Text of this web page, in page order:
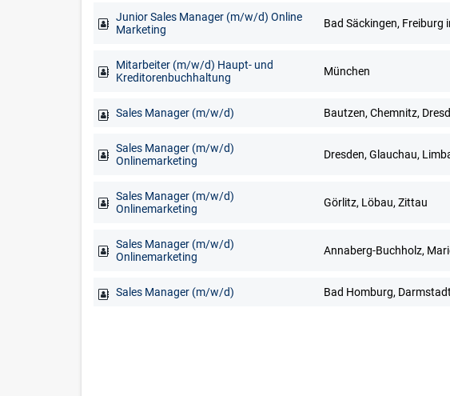
Junior Sales Manager (m/w/d) Online
Marketing
Mitarbeiter (m/w/d) Haupt- und
Kreditorenbuchhaltung
München
Sales Manager (m/w/d)
Sales Manager (m/w/d)
Onlinemarketing
Sales Manager (m/w/d)
Onlinemarketing
Görlitz, Löbau, Zittau
Sales Manager (m/w/d)
Onlinemarketing
Sales Manager (m/w/d)